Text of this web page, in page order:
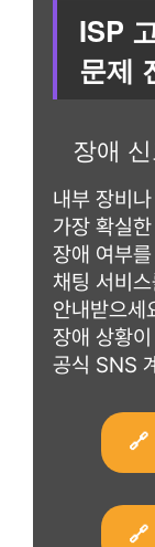
ISP
문제
장애
내부 장비
가장 확실
장애 여부
채팅 서비
안내받으세
장애 상황
공식 SNS
🔗
🔗